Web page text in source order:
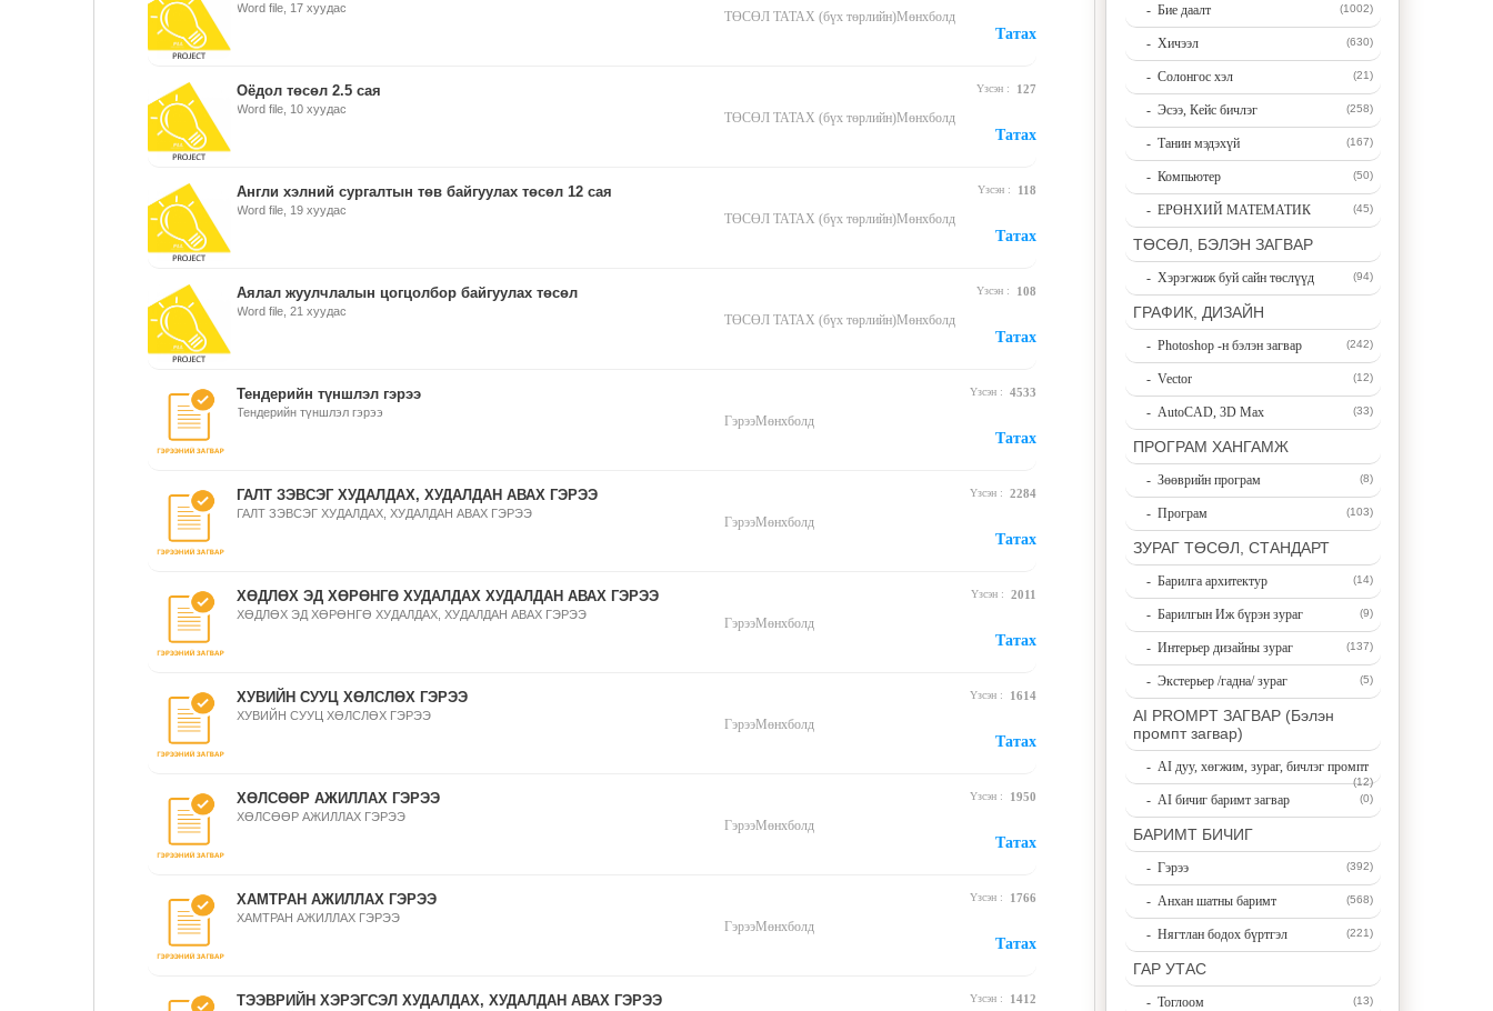
Word file, 17 хуудас
ТӨСӨЛ ТАТАХ (бүх төрлийн)Мөнхболд
Татах
Оёдол төсөл 2.5 сая Үзсэн :
127
Word file, 10 хуудас
ТӨСӨЛ ТАТАХ (бүх төрлийн)Мөнхболд
Татах
Англи хэлний сургалтын төв байгуулах төсөл 12 сая Үзсэн :
118
Word file, 19 хуудас
ТӨСӨЛ ТАТАХ (бүх төрлийн)Мөнхболд
Татах
Аялал жуулчлалын цогцолбор байгуулах төсөл Үзсэн :
108
Word file, 21 хуудас
ТӨСӨЛ ТАТАХ (бүх төрлийн)Мөнхболд
Татах
Тендерийн түншлэл гэрээ Үзсэн : 4533
Тендерийн түншлэл гэрээ
ГэрээМөнхболд
Татах
ГАЛТ ЗЭВСЭГ ХУДАЛДАХ, ХУДАЛДАН АВАХ ГЭРЭЭ Үзсэн : 2284
ГАЛТ ЗЭВСЭГ ХУДАЛДАХ, ХУДАЛДАН АВАХ ГЭРЭЭ
ГэрээМөнхболд
Татах
ХӨДЛӨХ ЭД ХӨРӨНГӨ ХУДАЛДАХ ХУДАЛДАН АВАХ ГЭРЭЭ Үзсэн : 2011
ХӨДЛӨХ ЭД ХӨРӨНГӨ ХУДАЛДАХ, ХУДАЛДАН АВАХ ГЭРЭЭ
ГэрээМөнхболд
Татах
ХУВИЙН СУУЦ ХӨЛСЛӨХ ГЭРЭЭ Үзсэн :
1614
ХУВИЙН СУУЦ ХӨЛСЛӨХ ГЭРЭЭ
ГэрээМөнхболд
Татах
ХӨЛСӨӨР АЖИЛЛАХ ГЭРЭЭ Үзсэн :
1950
ХӨЛСӨӨР АЖИЛЛАХ ГЭРЭЭ
ГэрээМөнхболд
Татах
ХАМТРАН АЖИЛЛАХ ГЭРЭЭ Үзсэн :
1766
ХАМТРАН АЖИЛЛАХ ГЭРЭЭ
ГэрээМөнхболд
Татах
ТЭЭВРИЙН ХЭРЭГСЭЛ ХУДАЛДАХ, ХУДАЛДАН АВАХ ГЭРЭЭ Үзсэн :
1412
- Бие даалт (1002)
- Хичээл (630)
- Солонгос хэл (21)
- Эсээ, Кейс бичлэг (258)
- Танин мэдэхүй (167)
- Компьютер (50)
- ЕРӨНХИЙ МАТЕМАТИК (45)
ТӨСӨЛ, БЭЛЭН ЗАГВАР
- Хэрэгжиж буй сайн төслүүд (94)
ГРАФИК, ДИЗАЙН
- Photoshop -н бэлэн загвар (242)
- Vector (12)
- AutoCAD, 3D Max (33)
ПРОГРАМ ХАНГАМЖ
- Зөөврийн програм (8)
- Програм (103)
ЗУРАГ ТӨСӨЛ, СТАНДАРТ
- Барилга архитектур (14)
- Барилгын Иж бүрэн зураг (9)
- Интерьер дизайны зураг (137)
- Экстерьер /гадна/ зураг (5)
AI PROMPT ЗАГВАР (Бэлэн
промпт загвар)
- AI дуу, хөгжим, зураг, бичлэг промпт
(12)
- AI бичиг баримт загвар (0)
БАРИМТ БИЧИГ
- Гэрээ (392)
- Анхан шатны баримт (568)
- Нягтлан бодох бүртгэл (221)
ГАР УТАС
- Тоглоом (13)